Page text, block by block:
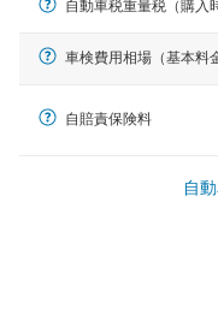
自動車税重量税（購入
車検費用相場（基本料
自賠責保険料
自